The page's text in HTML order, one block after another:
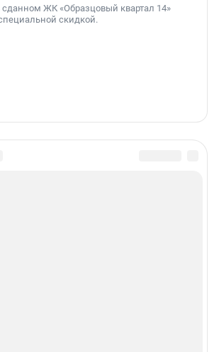
сданном ЖК «Образцовый квартал 14»
скидкой.